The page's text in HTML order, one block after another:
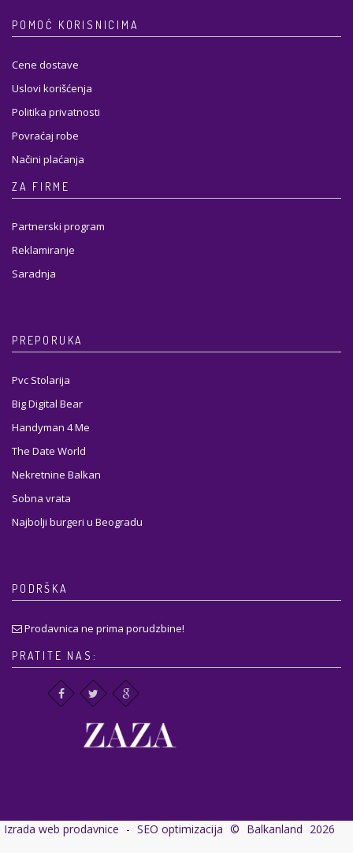
POMOĆ KORISNICIMA
Cene dostave
Uslovi korišćenja
Politika privatnosti
Povraćaj robe
Načini plaćanja
ZA FIRME
Partnerski program
Reklamiranje
Saradnja
PREPORUKA
Pvc Stolarija
Big Digital Bear
Handyman 4 Me
The Date World
Nekretnine Balkan
Sobna vrata
Najbolji burgeri u Beogradu
PODRŠKA
Prodavnica ne prima porudzbine!
PRATITE NAS:
Izrada web prodavnice - SEO optimizacija © Balkanland 2026